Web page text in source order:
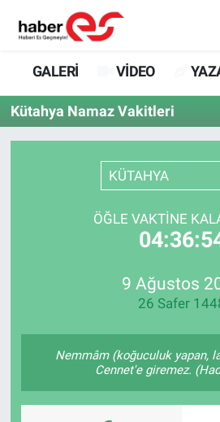
GALERİ VİDEO
Kütahya Namaz Vakitleri
KÜTAHYA
ÖĞLE VAKTINE
9 Ağustos
26 Safer
Nemmâm (koğuculuk yapan,
Cennet'e giremez.
GALERİ
VİDEO
YAZARLAR
GÜNDEM
SİYASET
SPOR
ASAYİŞ
Eskişehir Nöbetçi Eczaneler
Eskişehir Hava Durumu
Eskişehir Trafik Yoğunluk
Süper Lig Puan Durumu ve
Tüm Manşetler